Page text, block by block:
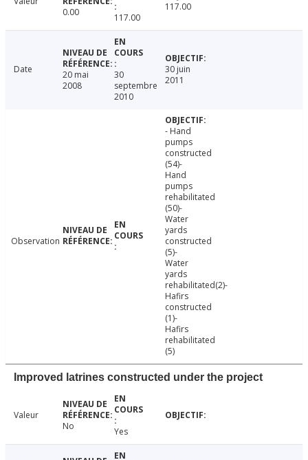
0.00
117.00
117.00
Date
20 mai
2008
30
septembre
2010
30 juin
2011
Observation
- Hand
pumps
constructed
(54)-
Hand
pumps
rehabilitated
(50)-
Water
yards
constructed
(5)-
Water
yards
rehabilitated(2)-
Hafirs
constructed
(1)-
Hafirs
rehabilitated
(5)
Improved latrines constructed under the project
Valeur
No
Yes